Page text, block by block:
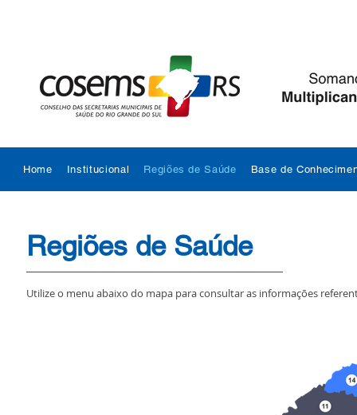
Home Institucional Regiões de Saúde Base de
Regiões de Saúde
Utilize o menu abaixo do mapa para consultar as informações